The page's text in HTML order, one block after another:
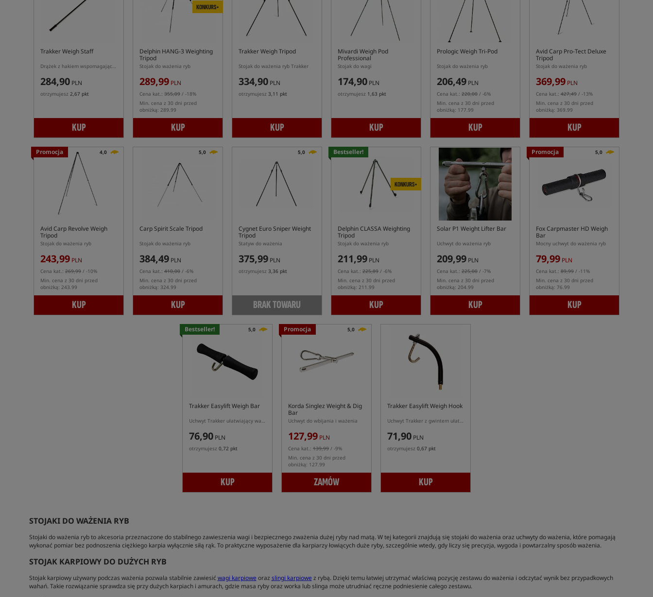
Trakker Weigh Staff
Drążek z hakiem wspomagający ważenie ryb Trakker
284,90 PLN
otrzymujesz 2,67 pkt
KUP
KONKURS+
Delphin HANG-3 Weighting
Tripod
Stojak do ważenia ryb
289,99 PLN
Cena kat.: 355,09 / -18%
Min. cena z 30 dni przed
obniżką: 289.99
KUP
Trakker Weigh Tripod
Stojak do ważenia ryb Trakker
334,90 PLN
otrzymujesz 3,11 pkt
KUP
Mivardi Weigh Pod
Professional
Stojak do wagi
174,90 PLN
otrzymujesz 1,63 pkt
KUP
Prologic Weigh Tri-Pod
Stojak do ważenia ryb
206,49 PLN
Cena kat.: 220,00 / -6%
Min. cena z 30 dni przed
obniżką: 177.99
KUP
Avid Carp Pro-Tect Deluxe
Tripod
Stojak do ważenia ryb
369,99 PLN
Cena kat.: 427,49 / -13%
Min. cena z 30 dni przed
obniżką: 369.99
KUP
Promocja 4,0
Avid Carp Revolve Weigh
Tripod
Stojak do ważenia ryb
243,99 PLN
Cena kat.: 269,99 / -10%
Min. cena z 30 dni przed
obniżką: 243.99
KUP
5,0
Carp Spirit Scale Tripod
Stojak do ważenia ryb
384,49 PLN
Cena kat.: 410,00 / -6%
Min. cena z 30 dni przed
obniżką: 324.99
KUP
5,0
Cygnet Euro Sniper Weight
Tripod
Statyw do ważenia
375,99 PLN
otrzymujesz 3,36 pkt
BRAK TOWARU
Bestseller!
KONKURS+
Delphin CLASSA Weighting
Tripod
Stojak do ważenia ryb
211,99 PLN
Cena kat.: 225,89 / -6%
Min. cena z 30 dni przed
obniżką: 211.99
KUP
Solar P1 Weight Lifter Bar
Uchwyt do ważenia ryb
209,99 PLN
Cena kat.: 225,00 / -7%
Min. cena z 30 dni przed
obniżką: 204.99
KUP
Promocja 5,0
Fox Carpmaster HD Weigh
Bar
Mocny uchwyt do ważenia ryb
79,99 PLN
Cena kat.: 89,99 / -11%
Min. cena z 30 dni przed
obniżką: 76.99
KUP
Bestseller! 5,0
Trakker Easylift Weigh Bar
Uchwyt Trakker ułatwiający ważenie ryb
76,90 PLN
otrzymujesz 0,72 pkt
KUP
Promocja 5,0
Korda Singlez Weight & Dig
Bar
Uchwyt do wbijania i ważenia
127,99 PLN
Cena kat.: 139,99 / -9%
Min. cena z 30 dni przed
obniżką: 127.99
ZAMÓW
Trakker Easylift Weigh Hook
Uchwyt Trakker z gwintem ułatwiający ważenie ryb
71,90 PLN
otrzymujesz 0,67 pkt
KUP
STOJAKI DO WAŻENIA RYB
Stojaki do ważenia ryb to akcesoria przeznaczone do stabilnego zawieszenia wagi i bezpiecznego zważenia dużej ryby nad matą. W tej kategorii znajdują się stojaki do ważenia oraz uchwyty do ważenia, które pomagają
wykonać pomiar bez podnoszenia ciężkiego karpia wyłącznie siłą rąk. To praktyczne wyposażenie dla karpiarzy łowiących duże ryby, szczególnie wtedy, gdy liczy się precyzja, wygoda i powtarzalny sposób ważenia.
STOJAK KARPIOWY DO DUŻYCH RYB
Stojak karpiowy używany podczas ważenia pozwala stabilnie zawiesić wagi karpiowe oraz slingi karpiowe z rybą. Dzięki temu łatwiej utrzymać właściwą pozycję zestawu do ważenia i odczytać wynik bez przypadkowych
wahań. Takie rozwiązanie sprawdza się przy dużych karpiach i amurach, gdzie masa ryby oraz worka lub slinga może utrudniać ręczne podniesienie całego zestawu.